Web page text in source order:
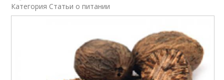
Категория Статьи о питании